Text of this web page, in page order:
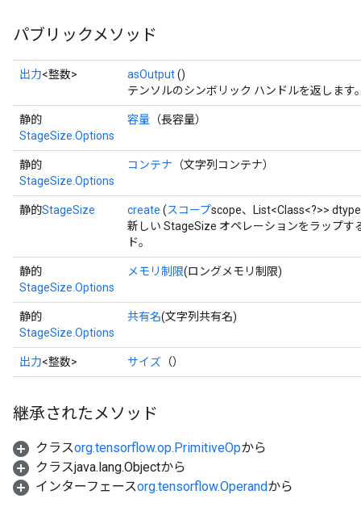
パブリックメソッド
出力<整数> asOutput()
テンソルのシンボリック ハンドルを返します
静的
StageSize.Options
容量 （長容量）
静的
StageSize.Options
コンテナ （文字列コンテナ）
静的StageSize create (スコープscope、List<Class<?>>
新しい StageSize オペレーションをラップ
ド。
静的
StageSize.Options
メモリ制限(ロングメモリ制限)
静的
StageSize.Options
共有名(文字列共有名)
出力<整数> サイズ （）
継承されたメソッド
クラスorg.tensorflow.op.PrimitiveOpから
クラスjava.lang.Objectから
インターフェースorg.tensorflow.Operandから